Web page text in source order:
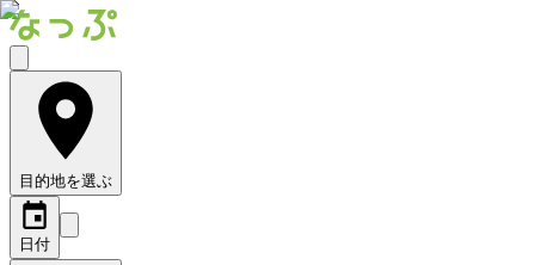
目的地を選ぶ
日付